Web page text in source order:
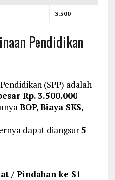
3.500
Pendidikan
(SPP) adalah
Rp. 3.500.000
BOP, Biaya SKS,
dapat diangsur5
/ Pindahan ke S1